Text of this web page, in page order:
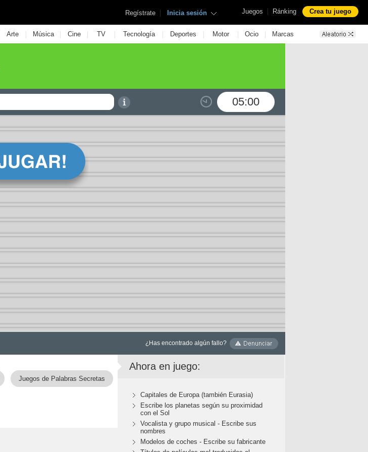
Juegos | Ránking Crea tu juego
Regístrate | Inicia sesión
Arte | Música | Cine | TV | Tecnología | Deportes | Motor | Ocio | Marcas
05:00
¿Has encontrado algún fallo?
Juegos de Palabras Secretas
Ahora en juego:
Capitales de Europa (también Eurasia)
Escribe los planetas según su proximidad
con el Sol
Vocalista y grupo musical - Escribe sus
nombres
Modelos de coches - Escribe su fabricante